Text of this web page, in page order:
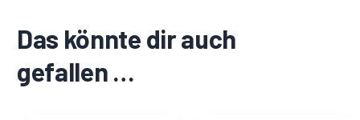
Das könnte dir auch
gefallen …